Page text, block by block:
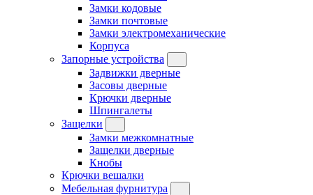
Замки кодовые
Замки почтовые
Замки электромеханические
Корпуса
Запорные устройства
Задвижки дверные
Засовы дверные
Крючки дверные
Шпингалеты
Защелки
Замки межкомнатные
Защелки дверные
Кнобы
Крючки вешалки
Мебельная фурнитура